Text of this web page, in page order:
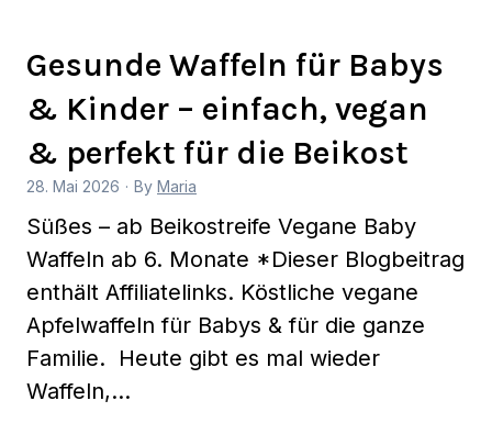
Gesunde Waffeln für Babys
& Kinder – einfach, vegan
& perfekt für die Beikost
28. Mai 2026 · By Maria
Süßes – ab Beikostreife Vegane Baby
Waffeln ab 6. Monate *Dieser Blogbeitrag
enthält Affiliatelinks. Köstliche vegane
Apfelwaffeln für Babys & für die ganze
Familie. Heute gibt es mal wieder
Waffeln,…